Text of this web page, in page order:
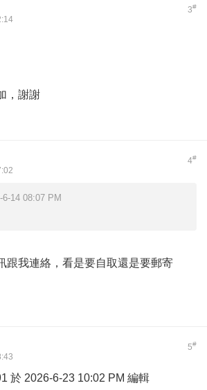
3#
，謝謝
4#
14 08:07 PM
跟我連絡，看是要自取還是要郵寄
5#
於 2026-6-23 10:02 PM 編輯